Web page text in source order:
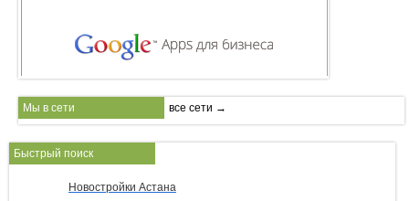
Мы в сети все сети →
Быстрый поиск
Новостройки Астана